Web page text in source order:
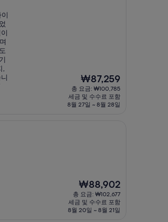
,
현
재
요
금
₩87,259
총 요금: ₩100,785
세금 및 수수료 포함
8월 27일 ~ 8월 28일
현
재
요
금
₩88,902
총 요금: ₩102,677
세금 및 수수료 포함
8월 20일 ~ 8월 21일